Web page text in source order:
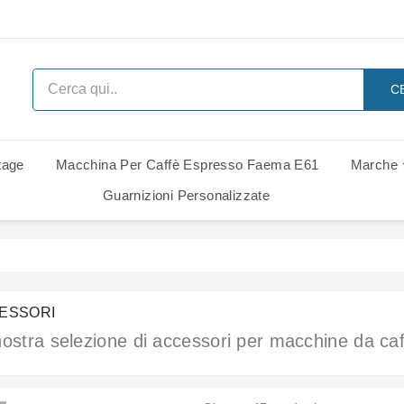
Macchina Per Caffè Espresso Faema E61 Marche
Guarnizioni Personalizzate
selezione di accessori per macchine da